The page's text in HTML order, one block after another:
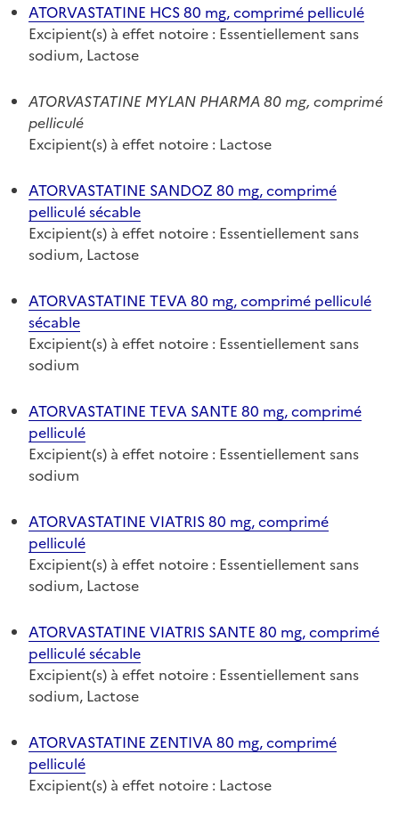
ATORVASTATINE HCS 80 mg, comprimé pelliculé
Excipient(s) à effet notoire : Essentiellement sans
sodium, Lactose
ATORVASTATINE MYLAN PHARMA 80 mg, comprimé
pelliculé
Excipient(s) à effet notoire : Lactose
ATORVASTATINE SANDOZ 80 mg, comprimé
pelliculé sécable
Excipient(s) à effet notoire : Essentiellement sans
sodium, Lactose
ATORVASTATINE TEVA 80 mg, comprimé pelliculé
sécable
Excipient(s) à effet notoire : Essentiellement sans
sodium
ATORVASTATINE TEVA SANTE 80 mg, comprimé
pelliculé
Excipient(s) à effet notoire : Essentiellement sans
sodium
ATORVASTATINE VIATRIS 80 mg, comprimé
pelliculé
Excipient(s) à effet notoire : Essentiellement sans
sodium, Lactose
ATORVASTATINE VIATRIS SANTE 80 mg, comprimé
pelliculé sécable
Excipient(s) à effet notoire : Essentiellement sans
sodium, Lactose
ATORVASTATINE ZENTIVA 80 mg, comprimé
pelliculé
Excipient(s) à effet notoire : Lactose